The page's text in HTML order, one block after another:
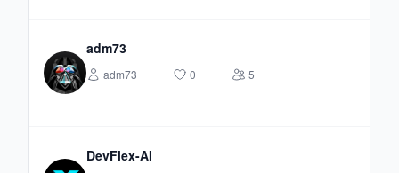
adm73
adm73 0 5
DevFlex-AI